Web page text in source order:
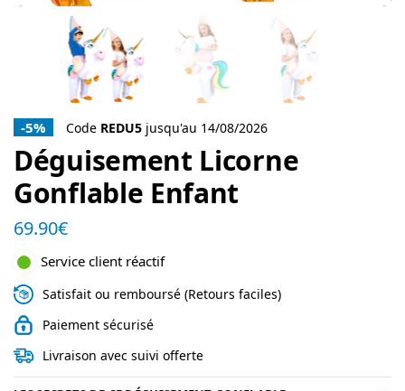
-5% Code REDU5 jusqu'au 14/08/2026
Déguisement Licorne
Gonflable Enfant
69.90€
Service client réactif
Satisfait ou remboursé (Retours faciles)
Paiement sécurisé
Livraison avec suivi offerte